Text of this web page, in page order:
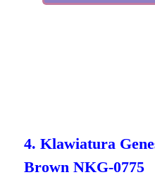
4. Klawiatura
Brown NKG-0775